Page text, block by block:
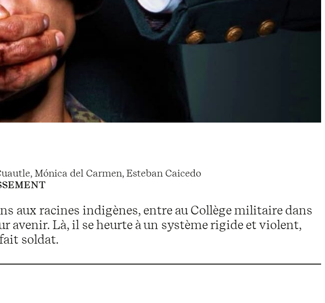
Mónica del Carmen, Esteban Caicedo
aux racines indigènes, entre au Collège militaire dans
avenir. Là, il se heurte à un système rigide et violent,
soldat.